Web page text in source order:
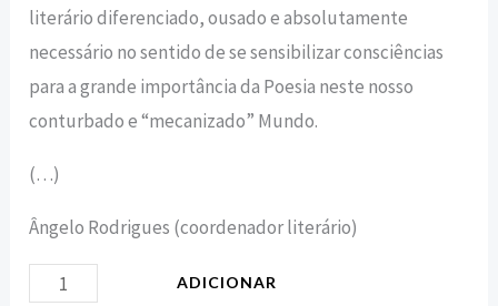
literário diferenciado, ousado e absolutamente
necessário no sentido de se sensibilizar consciências
para a grande importância da Poesia neste nosso
conturbado e “mecanizado” Mundo.
(…)
Ângelo Rodrigues (coordenador literário)
ADICIONAR